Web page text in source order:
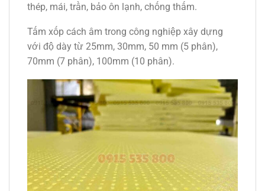
thép, mái, trần, bảo ôn lạnh, chống thấm.
Tấm xốp cách âm trong công nghiệp xây dựng
với độ dày từ 25mm, 30mm, 50 mm (5 phân),
70mm (7 phân), 100mm (10 phân).